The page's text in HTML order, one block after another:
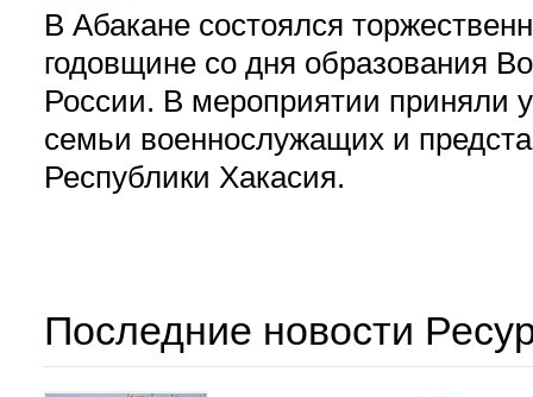
В Абакане состоялся
годовщине со дня образования
России. В мероприятии приняли
семьи военнослужащих и
Республики Хакасия.
Последние новости